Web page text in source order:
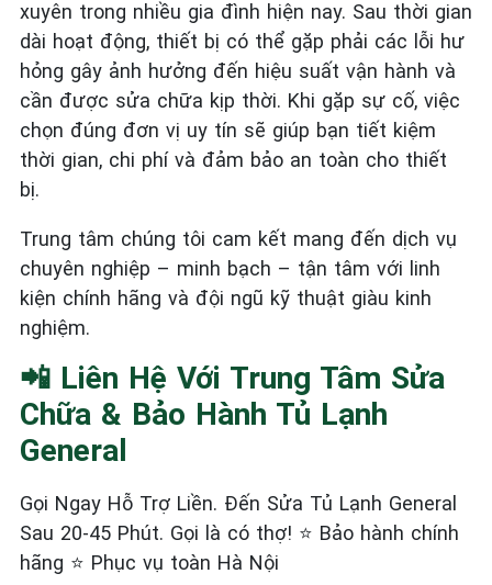
xuyên trong nhiều gia đình hiện nay. Sau thời gian
dài hoạt động, thiết bị có thể gặp phải các lỗi hư
hỏng gây ảnh hưởng đến hiệu suất vận hành và
cần được sửa chữa kịp thời. Khi gặp sự cố, việc
chọn đúng đơn vị uy tín sẽ giúp bạn tiết kiệm
thời gian, chi phí và đảm bảo an toàn cho thiết
bị.
Trung tâm chúng tôi cam kết mang đến dịch vụ
chuyên nghiệp – minh bạch – tận tâm với linh
kiện chính hãng và đội ngũ kỹ thuật giàu kinh
nghiệm.
📲 Liên Hệ Với Trung Tâm Sửa
Chữa & Bảo Hành Tủ Lạnh
General
Gọi Ngay Hỗ Trợ Liền. Đến Sửa Tủ Lạnh General
Sau 20-45 Phút. Gọi là có thợ! ⭐ Bảo hành chính
hãng ⭐ Phục vụ toàn Hà Nội